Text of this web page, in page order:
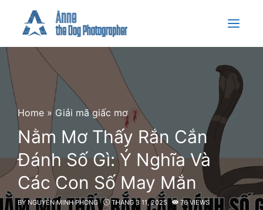
content
Menu
Home »Giải mã giấc mơ
Nằm Mơ Thấy Rắn Cắn
Đánh Số Gì: Ý Nghĩa Và
Các Con Số May Mắn
BY NGUYỄN MINH PHONG THÁNG 3 11, 2025 76 VIEWS